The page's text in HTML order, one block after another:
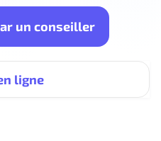
un conseiller
ligne